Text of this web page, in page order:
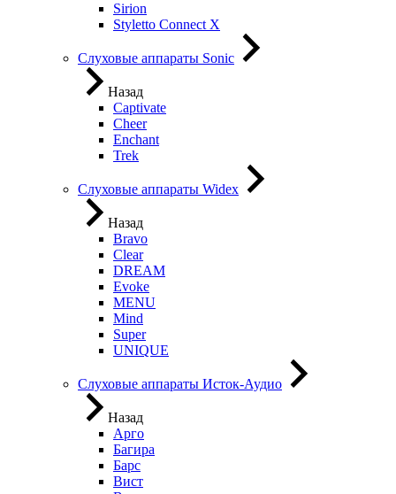
Sirion
Styletto Connect X
Слуховые аппараты Sonic
Назад
Captivate
Cheer
Enchant
Trek
Слуховые аппараты Widex
Назад
Bravo
Clear
DREAM
Evoke
MENU
Mind
Super
UNIQUE
Слуховые аппараты Исток-Аудио
Назад
Арго
Багира
Барс
Вист